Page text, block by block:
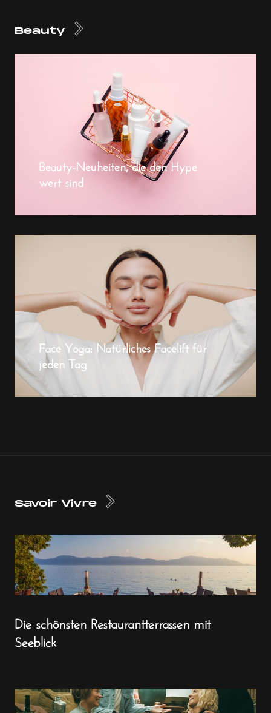
Beauty
Beauty-Neuheiten, die den Hype
wert sind
Face Yoga: Natürliches Facelift für
jeden Tag
Savoir Vivre
Die schönsten Restaurantterrassen mit
Seeblick